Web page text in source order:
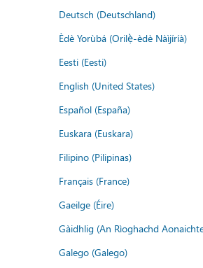
Deutsch (Deutschland)
Èdè Yorùbá (Orilẹ̀-èdè Nàìjíríà)
Eesti (Eesti)
English (United States)
Español (España)
Euskara (Euskara)
Filipino (Pilipinas)
Français (France)
Gaeilge (Éire)
Gàidhlig (An Rìoghachd
Galego (Galego)